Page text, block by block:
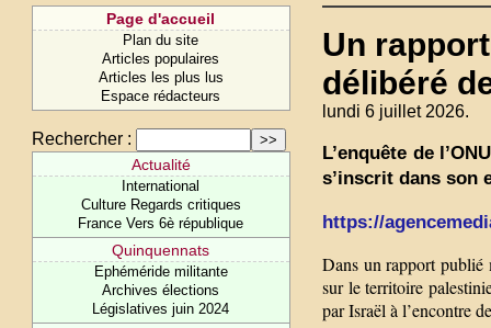
Page d'accueil
Plan du site
Articles populaires
Articles les plus lus
Espace rédacteurs
Rechercher :
Actualité
International
Culture Regards critiques
France Vers 6è république
Quinquennats
Ephéméride militante
Archives élections
Législatives juin 2024
Un
délibéré
lundi 6 juillet 2026.
L’enquête de
s’inscrit dans son
https://
Dans un rapport publié
sur le territoire
par Israël à l’encontre